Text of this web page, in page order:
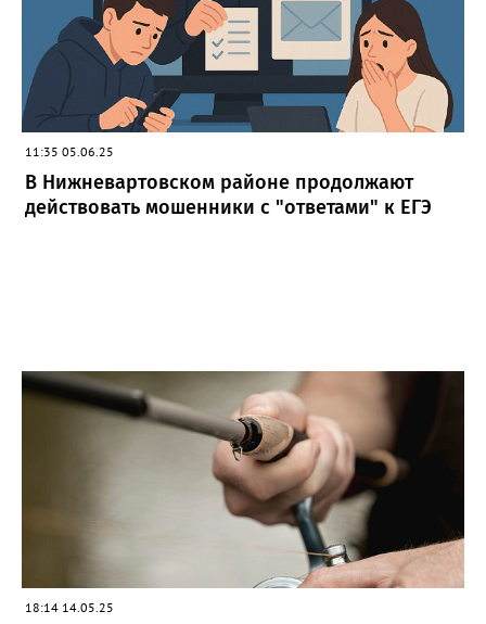
11:35 05.06.25
В Нижневартовском районе продолжают
действовать мошенники с "ответами" к ЕГЭ
18:14 14.05.25